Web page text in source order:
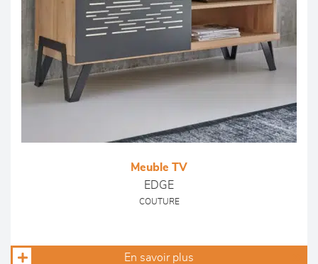
Meuble TV
EDGE
COUTURE
En savoir plus